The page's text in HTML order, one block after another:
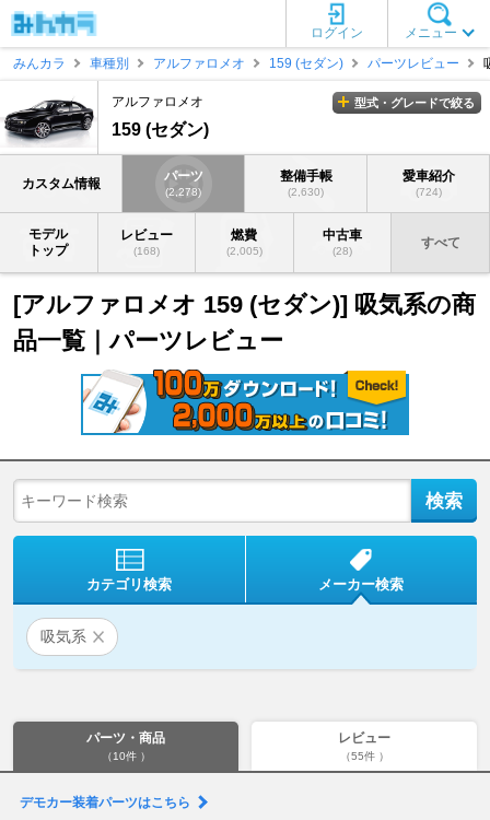
メニュー
ログイン
みんカラ
車種別 アルファロメオ 159 (セダン) パーツレビュー
アルファロメオ
159 (セダン)
型式・グレードで絞る
カスタム情報 パーツ
(2,278)
整備手帳
(2,630)
愛車紹介
(724)
モデル
トップ
レビュー
(168)
燃費
(2,005)
中古車
(28)
すべて
[アルファロメオ 159 (セダン)] 吸気系の商
品一覧｜パーツレビュー
カテゴリ検索 メーカー検索
吸気系
パーツ・商品
（10件 ）
レビュー
（55件 ）
デモカー装着パーツはこちら